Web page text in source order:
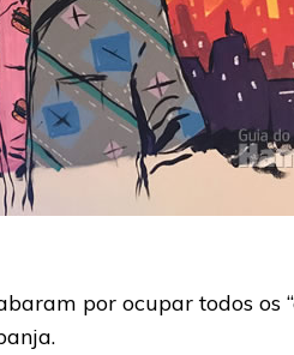
por ocupar todos os